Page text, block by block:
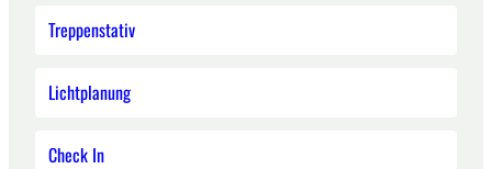
Treppenstativ
Lichtplanung
Check In